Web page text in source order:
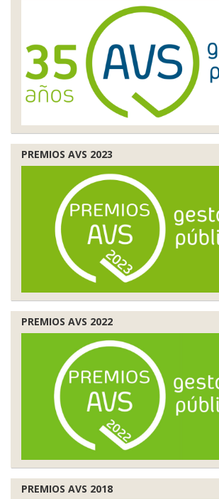
PREMIOS AVS 2023
PREMIOS AVS 2022
PREMIOS AVS 2018